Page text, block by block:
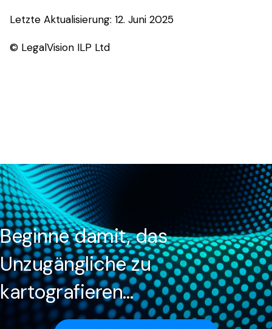
Letzte Aktualisierung: 12. Juni 2025
© LegalVision ILP Ltd
Beginne damit, das
Unzugängliche zu
kartografieren…